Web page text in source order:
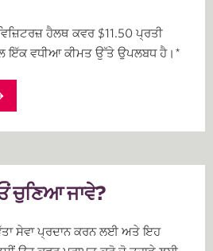
ਹੈਲਥ ਕਵਰ $11.50 ਪ੍ਰਤੀ
ਇੱਕ ਵਧੀਆ ਕੀਮਤ ਉੱਤੇ ਉਪਲਬਧ ਹੈ।*
ਚੁਣਿਆ ਜਾਵੇ?
ਸੇਵਾ ਪ੍ਰਦਾਨ ਕਰਨ ਲਈ ਅਤੇ ਇਹ